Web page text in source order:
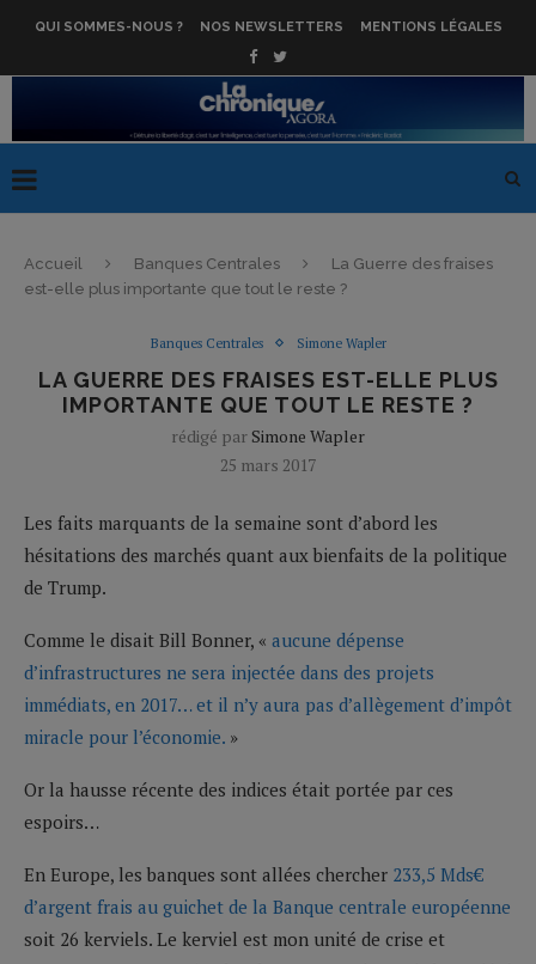
QUI SOMMES-NOUS ? NOS NEWSLETTERS MENTIONS LÉGALES
Accueil Banques Centrales
La Guerre des fraises
est-elle plus importante que tout le reste ?
Banques Centrales Simone Wapler
LA GUERRE DES FRAISES EST-ELLE PLUS
IMPORTANTE QUE TOUT LE RESTE ?
rédigé par Simone Wapler
25 mars 2017
Les faits marquants de la semaine sont d’abord les
hésitations des marchés quant aux bienfaits de la politique
de Trump.
Comme le disait Bill Bonner, « aucune dépense
d’infrastructures ne sera injectée dans des projets
immédiats, en 2017… et il n’y aura pas d’allègement d’impôt
miracle pour l’économie. »
Or la hausse récente des indices était portée par ces
espoirs…
En Europe, les banques sont allées chercher 233,5 Mds€
d’argent frais au guichet de la Banque centrale européenne
soit 26 kerviels. Le kerviel est mon unité de crise et